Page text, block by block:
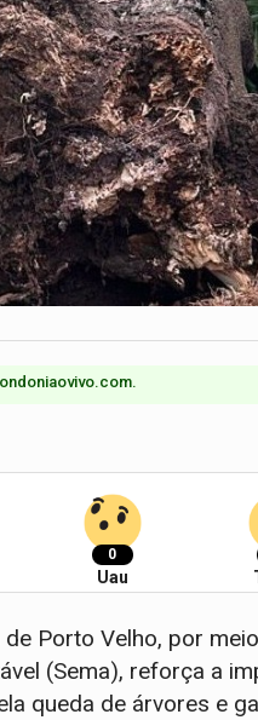
0
Uau
Porto Velho, por
(Sema), reforça a
queda de árvores e